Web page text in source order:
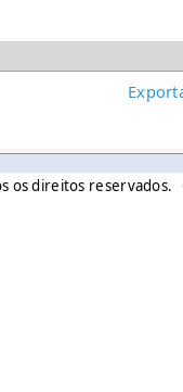
os direitos reservados.